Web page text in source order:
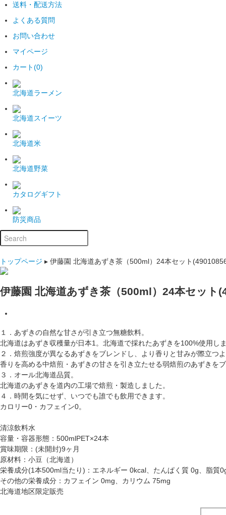
送料・配送方法
よくある質問
お問い合わせ
マイページ
カート(0)
北海道ラーメン
北海道スイーツ
北海道米
北海道野菜
カタログギフト
防災商品
トップページ ▸ 伊藤園 北海道あずき茶（500ml）24本セット
伊藤園 北海道あずき茶（500ml）24本セット
１．あずきの自然な甘さが引き立つ無糖飲料。
北海道はあずき収穫量が日本1。北海道で採れたあずきを100%使用し
２．焙煎強度が異なるあずきをブレンドし、より香りと甘みが際立つ
香りを高める中焙煎・あずきの甘さを引き立たせる弱焙煎のあずきを
３．オール北海道品質。
北海道のあずきを道内の工場で焙煎・製造しました。
４．時間を気にせず、いつでも誰でも飲用できます。
カロリー0・カフェイン0。
清涼飲料水
容量・容器形態：500mlPET×24本
賞味期限：(未開封)9ヶ月
原材料：小豆（北海道）
栄養成分(1本500ml当たり)：エネルギー 0kcal、たんぱく質 0g、脂質
その他の栄養成分：カフェイン 0mg、カリウム 75mg
北海道地区限定販売